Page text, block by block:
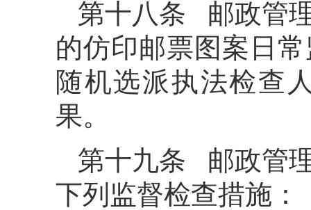
第十八条 邮政管
的仿印邮票图案日
随机选派执法检查
果。
第十九条 邮政管
下列监督检查措施：